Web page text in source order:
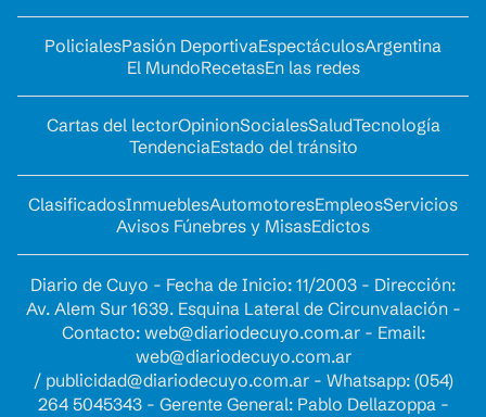
PolicialesPasión DeportivaEspectáculosArgentina
El MundoRecetasEn las redes
Cartas del lectorOpinionSocialesSaludTecnología
TendenciaEstado del tránsito
ClasificadosInmueblesAutomotoresEmpleosServicios
Avisos Fúnebres y MisasEdictos
Diario de Cuyo - Fecha de Inicio: 11/2003 - Dirección:
Av. Alem Sur 1639. Esquina Lateral de Circunvalación -
Contacto: web@diariodecuyo.com.ar- Email:
web@diariodecuyo.com.ar
/ publicidad@diariodecuyo.com.ar- Whatsapp: (054)
264 5045343 - Gerente General: Pablo Dellazoppa -